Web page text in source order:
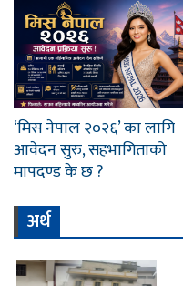
‘मिस नेपाल २०२६’ का लागि
आवेदन सुरु, सहभागिताको
मापदण्ड के छ ?
अर्थ